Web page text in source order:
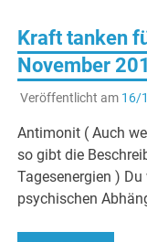
Kraft tanken
November
Veröffentlicht am 16/
Antimonit ( Auch
so gibt die
Tagesenergien )
psychischen